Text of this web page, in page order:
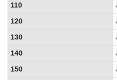
110
120
130
140
150